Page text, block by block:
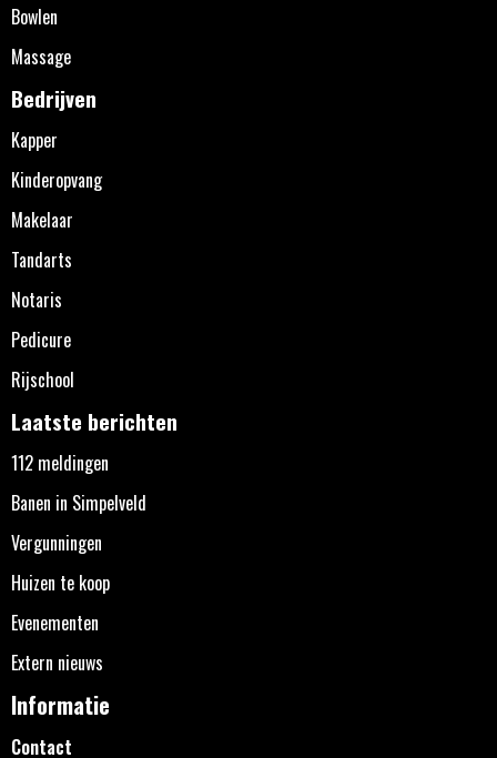
Bowlen
Massage
Bedrijven
Kapper
Kinderopvang
Makelaar
Tandarts
Notaris
Pedicure
Rijschool
Laatste berichten
112 meldingen
Banen in Simpelveld
Vergunningen
Huizen te koop
Evenementen
Extern nieuws
Informatie
Contact